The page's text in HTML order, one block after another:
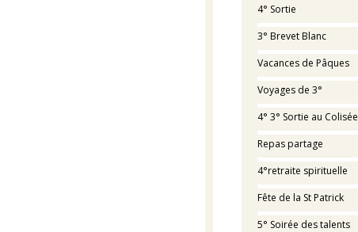
4° Sortie
3° Brevet Blanc
Vacances de Pâques
Voyages de 3°
4° 3° Sortie au Colisée
Repas partage
4°retraite spirituelle
Fête de la St Patrick
5° Soirée des talents